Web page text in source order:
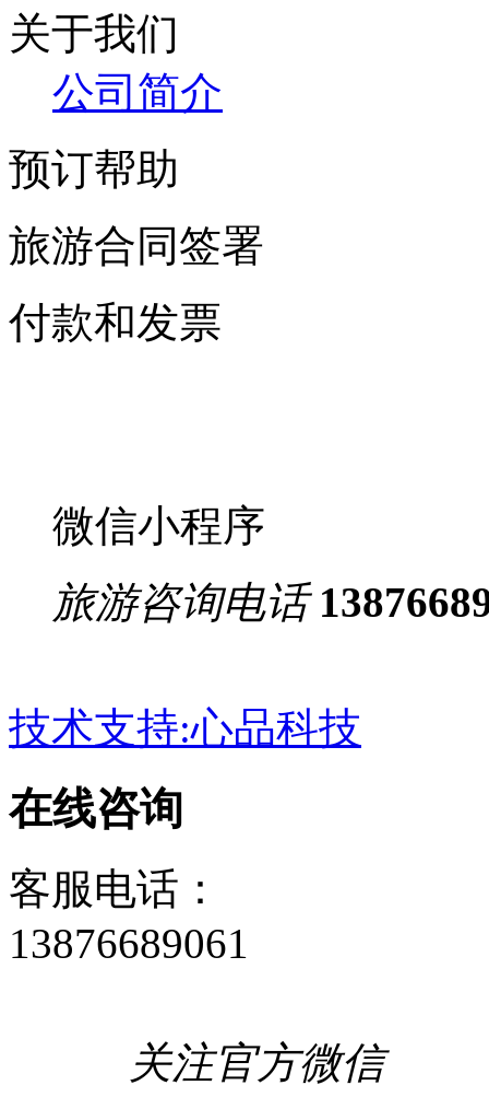
关于我们
公司简介
预订帮助
旅游合同签署
付款和发票
微信小程序
旅游咨询电话
技术支持:心品科技
在线咨询
客服电话：
13876689061
关注官方微信